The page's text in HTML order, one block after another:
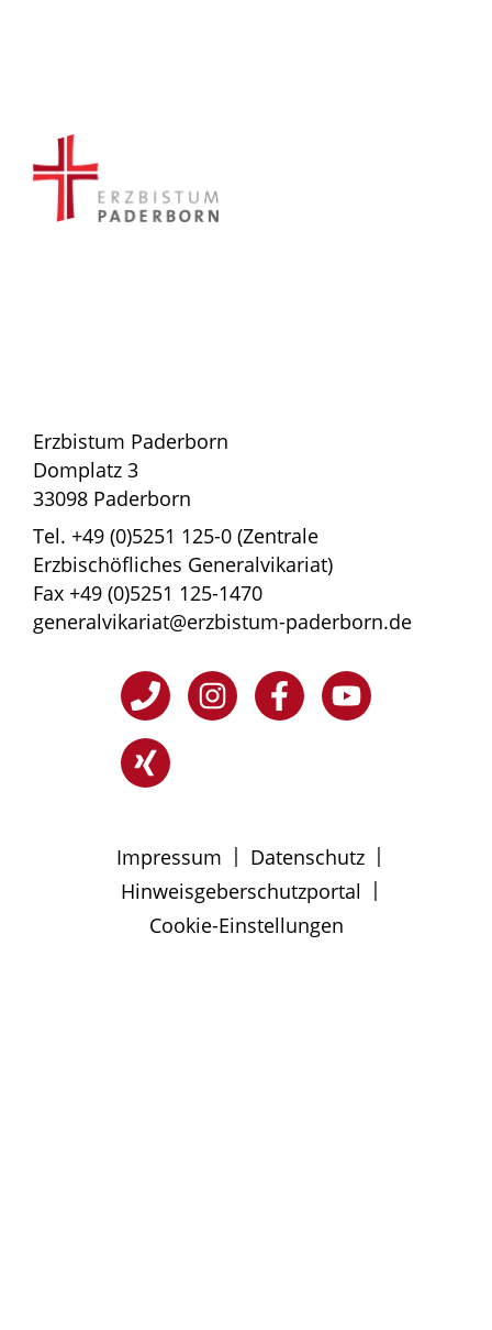
Erzbistum Paderborn
Domplatz 3
33098 Paderborn
Tel. +49 (0)5251 125-0 (Zentrale
Erzbischöfliches Generalvikariat)
Fax +49 (0)5251 125-1470
generalvikariat@erzbistum-paderborn.de
Impressum | Datenschutz |
Hinweisgeberschutzportal |
Cookie-Einstellungen